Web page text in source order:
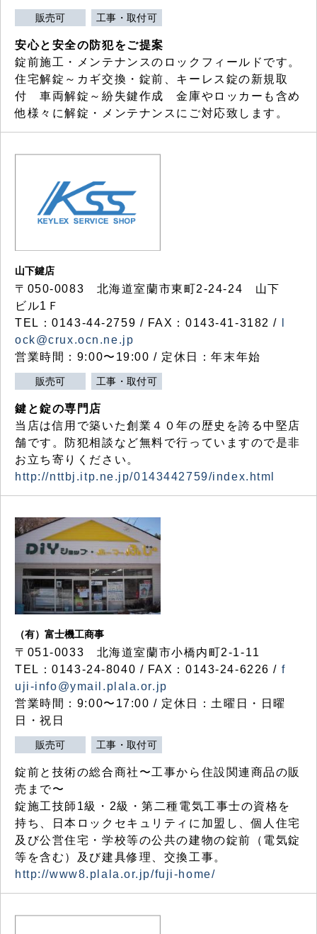
販売可 工事・取付可
安心と安全の防犯をご提案
錠前施工・メンテナンスのロックフィールドです。
住宅解錠～カギ交換・錠前、キーレス錠の新規取
付 車両解錠～紛失鍵作成 金庫やロッカーも含め
他様々に解錠・メンテナンスにご対応致します。
山下鍵店
〒050-0083 北海道室蘭市東町2-24-24 山下
ビル1Ｆ
TEL：0143-44-2759 / FAX：0143-41-3182 /
ock@crux.ocn.ne.jp
営業時間：9:00〜19:00 / 定休日：年末年始
販売可 工事・取付可
鍵と錠の専門店
当店は信用で築いた創業４０年の歴史を誇る中堅店
舗です。防犯相談など無料で行っていますので是非
お立ち寄りください。
http://nttbj.itp.ne.jp/0143442759/index.html
（有）富士機工商事
〒051-0033 北海道室蘭市小橋内町2-1-11
TEL：0143-24-8040 / FAX：0143-24-6226 / f
uji-info@ymail.plala.or.jp
営業時間：9:00〜17:00 / 定休日：土曜日・日曜
日・祝日
販売可 工事・取付可
錠前と技術の総合商社〜工事から住設関連商品の販
売まで〜
錠施工技師1級・2級・第二種電気工事士の資格を
持ち、日本ロックセキュリティに加盟し、個人住宅
及び公営住宅・学校等の公共の建物の錠前（電気錠
等を含む）及び建具修理、交換工事。
http://www8.plala.or.jp/fuji-home/